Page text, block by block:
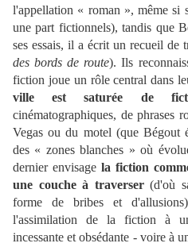
l'appellation « roman », même si
une part fictionnels), tandis que
ses essais, il a écrit un recueil de
des bords de route). Ils
fiction joue un rôle central dans
ville est saturée de
cinématographiques, de phrases
Vegas ou du motel (que Bégout
des « zones blanches » où
dernier envisagela fiction
une couche à traverser(d'où
forme de bribes et
l'assimilation de la fiction à
incessante et obsédante - voire à